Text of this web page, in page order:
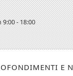
- 18:00
E